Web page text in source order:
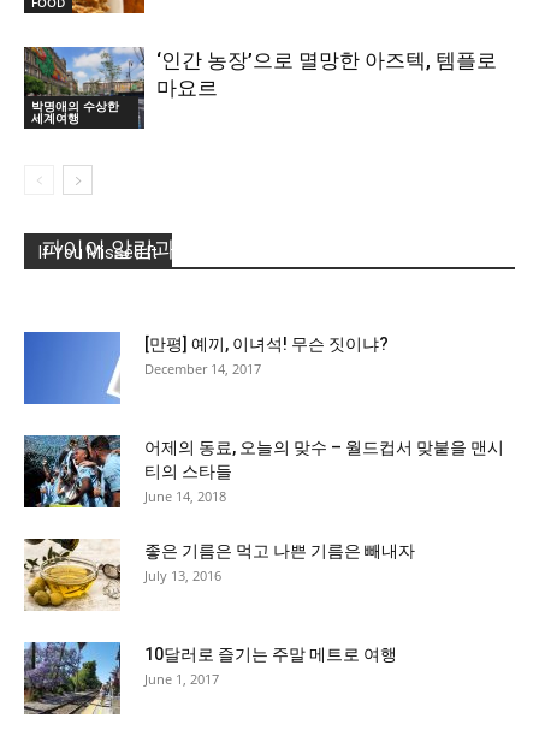
박명애의 수상한
세계여행
‘인간 농장’으로 멸망한 아즈텍, 템플로
마요르
If You Missed It
파이어 알람과의 전쟁
[만평] 예끼, 이녀석! 무슨 짓이냐?
December 14, 2017
어제의 동료, 오늘의 맞수 – 월드컵서 맞붙을 맨시
티의 스타들
June 14, 2018
좋은 기름은 먹고 나쁜 기름은 빼내자
July 13, 2016
10달러로 즐기는 주말 메트로 여행
June 1, 2017